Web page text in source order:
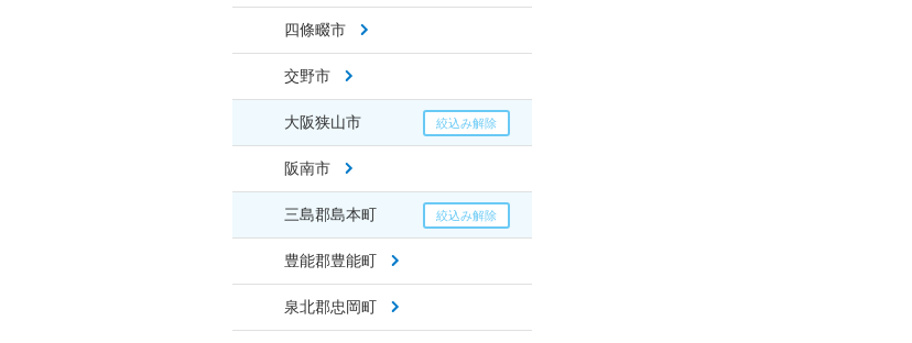
四條畷市
交野市
大阪狭山市
阪南市
三島郡島本町
豊能郡豊能町
泉北郡忠岡町